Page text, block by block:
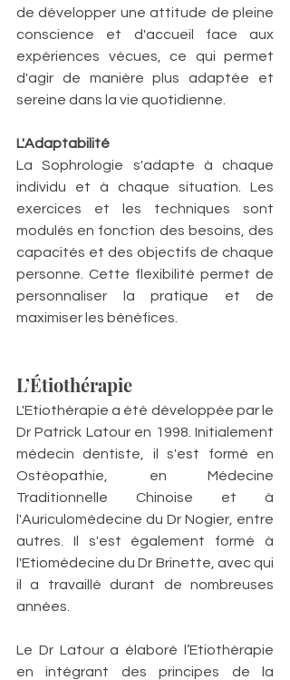
de développer une attitude de pleine
conscience et d'accueil face aux
expériences vécues, ce qui permet
d'agir de manière plus adaptée et
sereine dans la vie quotidienne.
L'Adaptabilité
La Sophrologie s'adapte à chaque
individu et à chaque situation. Les
exercices et les techniques sont
modulés en fonction des besoins, des
capacités et des objectifs de chaque
personne. Cette flexibilité permet de
personnaliser la pratique et de
maximiser les bénéfices.
L’Étiothérapie
L'Etiothérapie a été développée par le
Dr Patrick Latour en 1998. Initialement
médecin dentiste, il s'est formé en
Ostéopathie, en Médecine
Traditionnelle Chinoise et à
l'Auriculomédecine du Dr Nogier, entre
autres. Il s'est également formé à
l'Etiomédecine du Dr Brinette, avec qui
il a travaillé durant de nombreuses
années.
Le Dr Latour a élaboré l’Etiothérapie
en intégrant des principes de la